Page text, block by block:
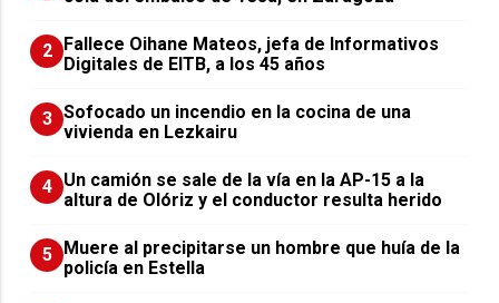
2 Fallece Oihane Mateos, jefa de Informativos
Digitales de EITB, a los 45 años
3 Sofocado un incendio en la cocina de una
vivienda en Lezkairu
4 Un camión se sale de la vía en la AP-15 a la
altura de Olóriz y el conductor resulta herido
5 Muere al precipitarse un hombre que huía de la
policía en Estella